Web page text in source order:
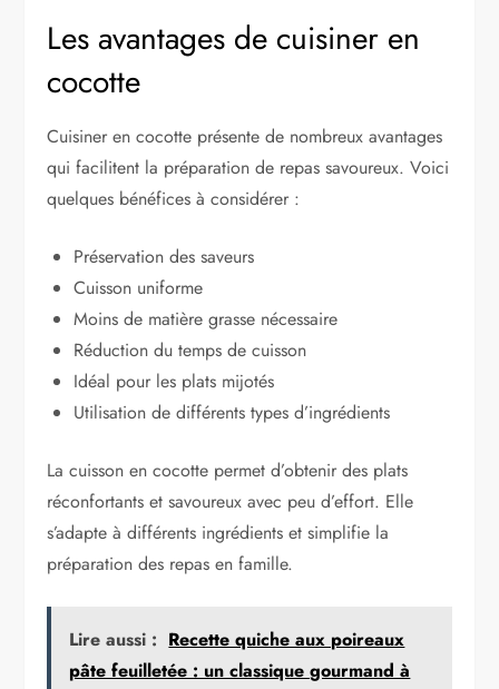
Les avantages de cuisiner en
cocotte
Cuisiner en cocotte présente de nombreux avantages
qui facilitent la préparation de repas savoureux. Voici
quelques bénéfices à considérer :
Préservation des saveurs
Cuisson uniforme
Moins de matière grasse nécessaire
Réduction du temps de cuisson
Idéal pour les plats mijotés
Utilisation de différents types d’ingrédients
La cuisson en cocotte permet d’obtenir des plats
réconfortants et savoureux avec peu d’effort. Elle
s’adapte à différents ingrédients et simplifie la
préparation des repas en famille.
Lire aussi : Recette quiche aux poireaux
pâte feuilletée : un classique gourmand à